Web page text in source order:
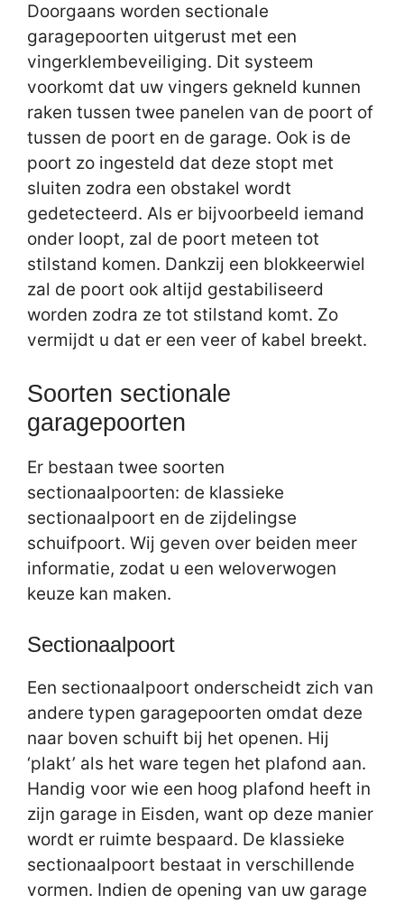
Doorgaans worden sectionale
garagepoorten uitgerust met een
vingerklembeveiliging. Dit systeem
voorkomt dat uw vingers gekneld kunnen
raken tussen twee panelen van de poort of
tussen de poort en de garage. Ook is de
poort zo ingesteld dat deze stopt met
sluiten zodra een obstakel wordt
gedetecteerd. Als er bijvoorbeeld iemand
onder loopt, zal de poort meteen tot
stilstand komen. Dankzij een blokkeerwiel
zal de poort ook altijd gestabiliseerd
worden zodra ze tot stilstand komt. Zo
vermijdt u dat er een veer of kabel breekt.
Soorten sectionale
garagepoorten
Er bestaan twee soorten
sectionaalpoorten: de klassieke
sectionaalpoort en de zijdelingse
schuifpoort. Wij geven over beiden meer
informatie, zodat u een weloverwogen
keuze kan maken.
Sectionaalpoort
Een sectionaalpoort onderscheidt zich van
andere typen garagepoorten omdat deze
naar boven schuift bij het openen. Hij
‘plakt’ als het ware tegen het plafond aan.
Handig voor wie een hoog plafond heeft in
zijn garage in Eisden, want op deze manier
wordt er ruimte bespaard. De klassieke
sectionaalpoort bestaat in verschillende
vormen. Indien de opening van uw garage